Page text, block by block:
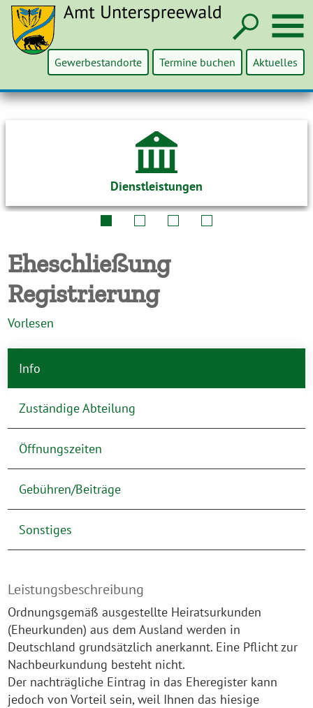
Gewerbestandorte Termine buchen Aktuelles
Dienstleistungen
Eheschließung
Registrierung
Vorlesen
Info
Zuständige Abteilung
Öffnungszeiten
Gebühren/Beiträge
Sonstiges
Leistungsbeschreibung
Ordnungsgemäß ausgestellte Heiratsurkunden
(Eheurkunden) aus dem Ausland werden in
Deutschland grundsätzlich anerkannt. Eine Pflicht zur
Nachbeurkundung besteht nicht.
Der nachträgliche Eintrag in das Eheregister kann
jedoch von Vorteil sein, weil Ihnen das hiesige